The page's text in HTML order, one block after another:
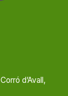
d’Avall,